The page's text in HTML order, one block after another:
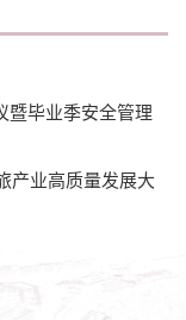
暨毕业季安全管理
产业高质量发展大